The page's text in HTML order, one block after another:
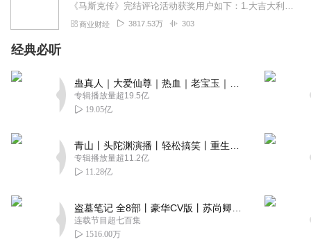
《马斯克传》完结评论活动获奖用户如下：1.大吉大利展宏图；2._念Tang糖_；3.沐家桃园义|耳目依心；4.拿起鼓敲起锣；5.走不动路了啊；6....
商业财经 3817.53万 303
经典必听
专辑播放量超19.5亿
19.05亿
专辑播放量超11.2亿
11.28亿
连载节目超七百集
1516.00万